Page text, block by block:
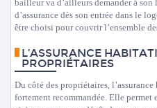
bailleur va d’ailleurs demander à
d’assurance dès son entrée dans le
être choisi pour couvrir l’ensemble
L’ASSURANCE
PROPRIÉTAIRES
Du côté des propriétaires,
fortement recommandée. Elle permet